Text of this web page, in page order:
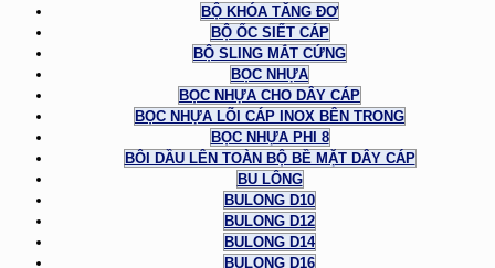
BỘ KHÓA TĂNG ĐƠ
BỘ ỐC SIẾT CÁP
BỘ SLING MẮT CỨNG
BỌC NHỰA
BỌC NHỰA CHO DÂY CÁP
BỌC NHỰA LÕI CÁP INOX BÊN TRONG
BỌC NHỰA PHI 8
BÔI DẦU LÊN TOÀN BỘ BỀ MẶT DÂY CÁP
BU LÔNG
BULONG D10
BULONG D12
BULONG D14
BULONG D16